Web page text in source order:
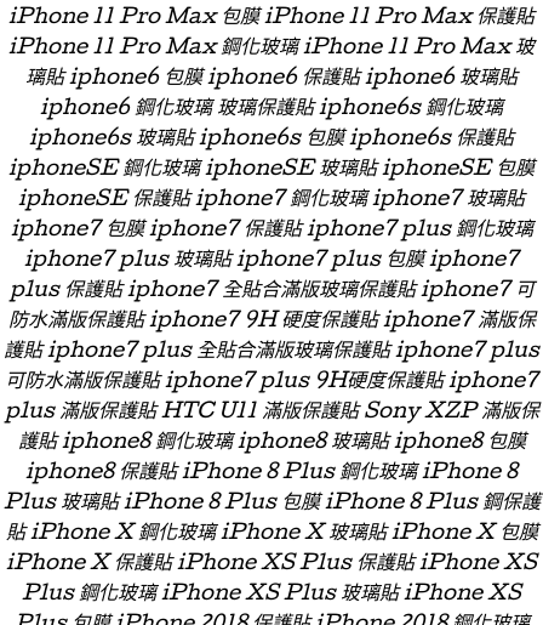
iPhone 11 Pro Max 包膜 iPhone 11 Pro Max 保護貼
iPhone 11 Pro Max 鋼化玻璃 iPhone 11 Pro Max 玻
璃貼 iphone6 包膜 iphone6 保護貼 iphone6 玻璃貼
iphone6 鋼化玻璃 玻璃保護貼 iphone6s 鋼化玻璃
iphone6s 玻璃貼 iphone6s 包膜 iphone6s 保護貼
iphoneSE 鋼化玻璃 iphoneSE 玻璃貼 iphoneSE 包膜
iphoneSE 保護貼 iphone7 鋼化玻璃 iphone7 玻璃貼
iphone7 包膜 iphone7 保護貼 iphone7 plus 鋼化玻璃
iphone7 plus 玻璃貼 iphone7 plus 包膜 iphone7
plus 保護貼 iphone7 全貼合滿版玻璃保護貼 iphone7 可
防水滿版保護貼 iphone7 9H 硬度保護貼 iphone7 滿版保
護貼 iphone7 plus 全貼合滿版玻璃保護貼 iphone7 plus
可防水滿版保護貼 iphone7 plus 9H硬度保護貼 iphone7
plus 滿版保護貼 HTC U11 滿版保護貼 Sony XZP 滿版保
護貼 iphone8 鋼化玻璃 iphone8 玻璃貼 iphone8 包膜
iphone8 保護貼 iPhone 8 Plus 鋼化玻璃 iPhone 8
Plus 玻璃貼 iPhone 8 Plus 包膜 iPhone 8 Plus 鋼保護
貼 iPhone X 鋼化玻璃 iPhone X 玻璃貼 iPhone X 包膜
iPhone X 保護貼 iPhone XS Plus 保護貼 iPhone XS
Plus 鋼化玻璃 iPhone XS Plus 玻璃貼 iPhone XS